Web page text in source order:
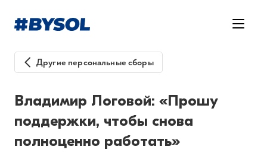
Другие персональные сборы
Владимир Логовой: «Прошу
поддержки, чтобы снова
полноценно работать»